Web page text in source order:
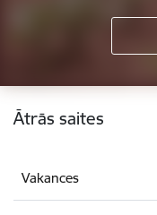
Kājene
Ātrās saites
Vakances